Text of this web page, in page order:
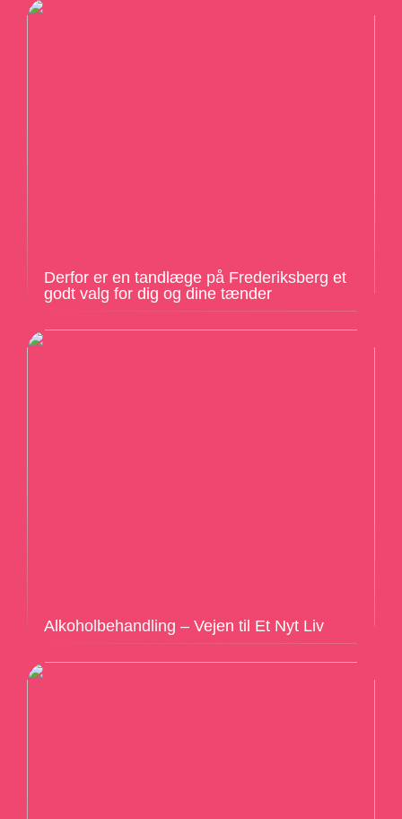
Derfor er en tandlæge på Frederiksberg et
godt valg for dig og dine tænder
Alkoholbehandling – Vejen til Et Nyt Liv